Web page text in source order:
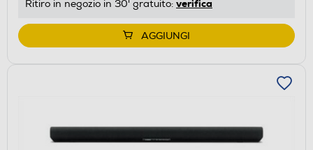
Ritiro in negozio in 30' gratuito: verifica
AGGIUNGI